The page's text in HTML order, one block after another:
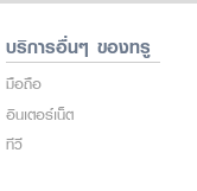
บริการอื่นๆ ของทรู
มือถือ
อินเตอร์เน็ต
ทีวี